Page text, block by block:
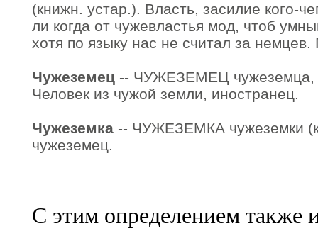
(книжн. устар.). Власть, засилие кого-
ли когда от чужевластья мод, чтоб
хотя по языку нас не считал за немцев.
Чужеземец -- ЧУЖЕЗЕМЕЦ чужеземца,
Человек из чужой земли, иностранец.
Чужеземка -- ЧУЖЕЗЕМКА чужеземки
чужеземец.
С этим определением также